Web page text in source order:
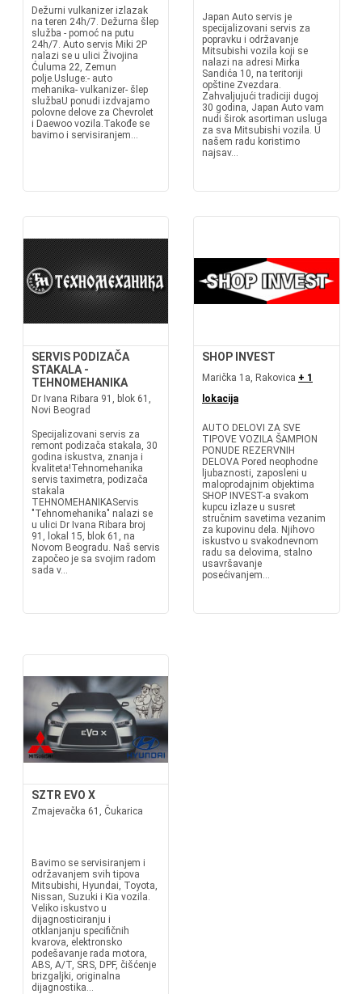
Dežurni vulkanizer izlazak
na teren 24h/7. Dežurna šlep
služba - pomoć na putu
24h/7. Auto servis Miki 2P
nalazi se u ulici Živojina
Ćuluma 22, Zemun
polje.Usluge:- auto
mehanika- vulkanizer- šlep
službaU ponudi izdvajamo
polovne delove za Chevrolet
i Daewoo vozila.Takođe se
bavimo i servisiranjem...
Japan Auto servis je
specijalizovani servis za
popravku i održavanje
Mitsubishi vozila koji se
nalazi na adresi Mirka
Sandića 10, na teritoriji
opštine Zvezdara.
Zahvaljujući tradiciji dugoj
30 godina, Japan Auto vam
nudi širok asortiman usluga
za sva Mitsubishi vozila. U
našem radu koristimo
najsav...
SERVIS PODIZAČA
STAKALA -
TEHNOMEHANIKA
Dr Ivana Ribara 91, blok 61,
Novi Beograd
Specijalizovani servis za
remont podizača stakala, 30
godina iskustva, znanja i
kvaliteta!Tehnomehanika
servis taximetra, podizača
stakala
TEHNOMEHANIKAServis
"Tehnomehanika" nalazi se
u ulici Dr Ivana Ribara broj
91, lokal 15, blok 61, na
Novom Beogradu. Naš servis
započeo je sa svojim radom
sada v...
SHOP INVEST
Marička 1a, Rakovica + 1
lokacija
AUTO DELOVI ZA SVE
TIPOVE VOZILA ŠAMPION
PONUDE REZERVNIH
DELOVA Pored neophodne
ljubaznosti, zaposleni u
maloprodajnim objektima
SHOP INVEST-a svakom
kupcu izlaze u susret
stručnim savetima vezanim
za kupovinu dela. Njihovo
iskustvo u svakodnevnom
radu sa delovima, stalno
usavršavanje
posećivanjem...
SZTR EVO X
Zmajevačka 61, Čukarica
Bavimo se servisiranjem i
održavanjem svih tipova
Mitsubishi, Hyundai, Toyota,
Nissan, Suzuki i Kia vozila.
Veliko iskustvo u
dijagnosticiranju i
otklanjanju specifičnih
kvarova, elektronsko
podešavanje rada motora,
ABS, A/T, SRS, DPF, čišćenje
brizgaljki, originalna
dijagnostika...